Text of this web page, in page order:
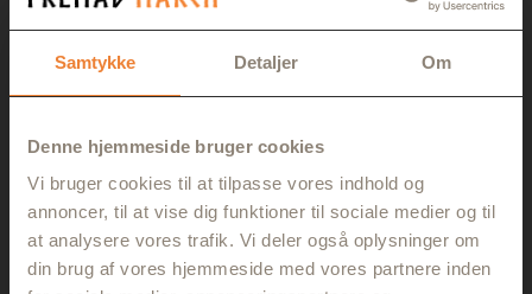
Samtykke Detaljer Om
Denne hjemmeside bruger cookies
Vi bruger cookies til at tilpasse vores indhold og
annoncer, til at vise dig funktioner til sociale medier og til
at analysere vores trafik. Vi deler også oplysninger om
din brug af vores hjemmeside med vores partnere inden